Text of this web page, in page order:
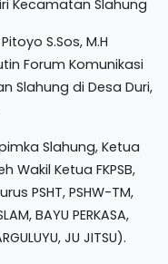
S.Sos, M.H
Forum Komunikasi
Slahung di Desa Duri,
Slahung, Ketua
Wakil Ketua FKPSB,
PSHT, PSHW-TM,
BAYU PERKASA,
JU JITSU).